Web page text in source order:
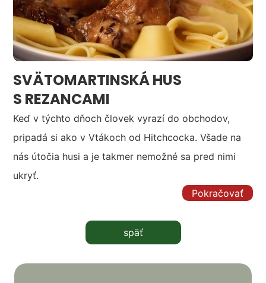
SVÄTOMARTINSKÁ HUS
S REZANCAMI
Keď v týchto dňoch človek vyrazí do obchodov,
pripadá si ako v Vtákoch od Hitchcocka. Všade na
nás útočia husi a je takmer nemožné sa pred nimi
ukryť.
Pokračovať
späť